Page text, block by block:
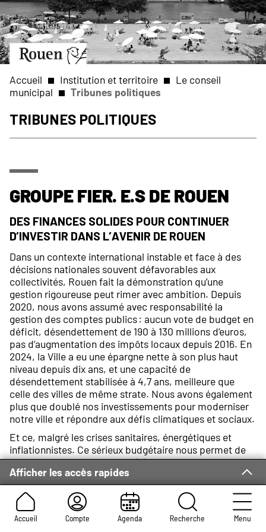
Aller
au
contenu
principal
Aller
à
la
page
d’accueil
Slide
1
of
1
Accueil Compte Agenda Recherche Menu
Fil
d'Ariane
Accueil Institution et territoire
Le conseil
municipal
Tribunes politiques
Tribunes politiques
Afficher les accès rapides
Groupe Fier. e.s de Rouen
Des finances solides pour continuer
d’investir dans l’avenir de Rouen
Dans un contexte international instable et face à des
décisions nationales souvent défavorables aux
collectivités, Rouen fait la démonstration qu’une
gestion rigoureuse peut rimer avec ambition. Depuis
2020, nous avons assumé avec responsabilité la
gestion des comptes publics : aucun vote de budget en
déficit, désendettement de 190 à 130 millions d’euros,
pas d’augmentation des impôts locaux depuis 2016. En
2024, la Ville a eu une épargne nette à son plus haut
niveau depuis dix ans, et une capacité de
désendettement stabilisée à 4,7 ans, meilleure que
celle des villes de même strate. Nous avons également
plus que doublé nos investissements pour moderniser
notre ville et répondre aux défis climatiques et sociaux.
Et ce, malgré les crises sanitaires, énergétiques et
inflationnistes. Ce sérieux budgétaire nous permet de
tenir nos engagements : accélérer la transition social-
écologique, rénover nos écoles, renforcer l’attractivité,
soutenir les associations, transformer l’espace public,
développer les mobilités et conduire les projets
essentiels à l’avenir de notre ville. Rouen tient bon,
fidèle à une ligne simple : protéger les services publics,